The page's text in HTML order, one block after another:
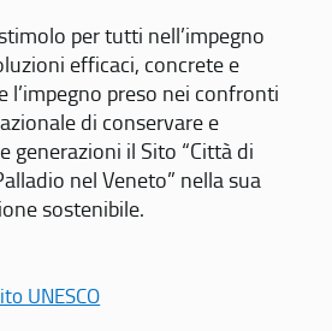
per tutti nell’impegno
efficaci, concrete e
l’impegno preso nei confronti
di conservare e
generazioni il Sito “Città di
nel Veneto” nella sua
sostenibile.
UNESCO